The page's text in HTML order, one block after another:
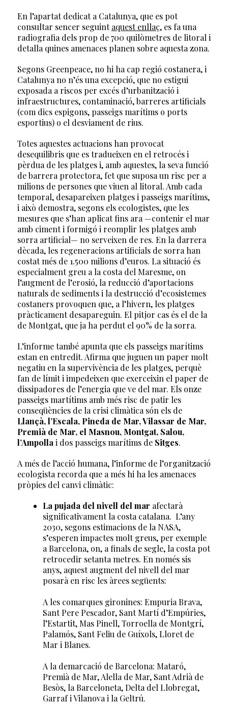
En l’apartat dedicat a Catalunya, que es pot
consultar sencer seguintaquest enllaç, es fa una
radiografia dels prop de 700 quilòmetres de litoral i
detalla quines amenaces planen sobre aquesta zona.
Segons Greenpeace, no hi ha cap regió costanera, i
Catalunya no n’és una excepció, que no estigui
exposada a riscos per excés d’urbanització i
infraestructures, contaminació, barreres artificials
(com dics espigons, passeigs marítims o ports
esportius) o el desviament de rius.
Totes aquestes actuacions han provocat
desequilibris que es tradueixen en el retrocés i
pèrdua de les platges i, amb aquestes, la seva funció
de barrera protectora, fet que suposa un risc per a
milions de persones que viuen al litoral. Amb cada
temporal, desapareixen platges i passeigs marítims,
i això demostra, segons els ecologistes, que les
mesures que s’han aplicat fins ara —contenir el mar
amb ciment i formigó i reomplir les platges amb
sorra artificial— no serveixen de res. En la darrera
dècada, les regeneracions artificials de sorra han
costat més de 1.500 milions d’euros. La situació és
especialment greu a la costa del Maresme, on
l’augment de l’erosió, la reducció d’aportacions
naturals de sediments i la destrucció d’ecosistemes
costaners provoquen que, a l’hivern, les platges
pràcticament desapareguin. El pitjor cas és el de la
de Montgat, que ja ha perdut el 90% de la sorra.
L’informe també apunta que els passeigs marítims
estan en entredit. Afirma que juguen un paper molt
negatiu en la supervivència de les platges, perquè
fan de límit i impedeixen que exerceixin el paper de
dissipadores de l’energia que ve del mar. Els onze
passeigs martítims amb més risc de patir les
conseqüències de la crisi climàtica són els de
Llançà, l’Escala, Pineda de Mar, Vilassar de Mar,
Premià de Mar, el Masnou, Montgat, Salou,
l’Ampolla i dos passeigs marítims de Sitges.
A més de l’acció humana, l’informe de l’organització
ecologista recorda que a més hi ha les amenaces
pròpies del canvi climàtic:
La pujada del nivell del mar afectarà
significativament la costa catalana. L’any
2030, segons estimacions de la NASA,
s’esperen impactes molt greus, per exemple
a Barcelona, on, a finals de segle, la costa pot
retrocedir setanta metres. En només sis
anys, aquest augment del nivell del mar
posarà en risc les àrees següents:
A les comarques gironines: Empuria Brava,
Sant Pere Pescador, Sant Martí d’Empúries,
l’Estartit, Mas Pinell, Torroella de Montgrí,
Palamós, Sant Feliu de Guíxols, Lloret de
Mar i Blanes.
A la demarcació de Barcelona: Mataró,
Premià de Mar, Alella de Mar, Sant Adrià de
Besòs, la Barceloneta, Delta del Llobregat,
Garraf i Vilanova i la Geltrú.